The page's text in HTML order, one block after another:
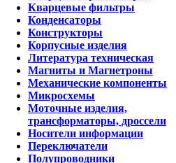
Кварцевые фильтры
Конденсаторы
Конструкторы
Корпусные изделия
Литература техническая
Магниты и Магнетроны
Механические компоненты
Микросхемы
Моточные изделия,
трансформаторы, дроссели
Носители информации
Переключатели
Полупроводники